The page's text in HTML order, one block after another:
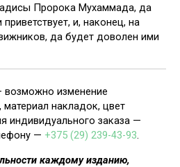
Пророка Мухаммада, да
и, наконец, на
да будет доволен ими
изменение
накладок, цвет
индивидуального заказа —
— +375 (29) 239-43-93.
каждому изданию,